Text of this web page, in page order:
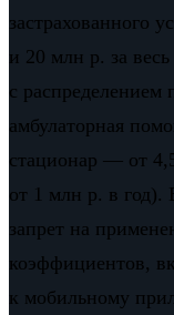
застрахованного
и 20 млн р. за
с
амбулаторная
стационар — от
от 1 млн р. в год).
запрет на
коэффициентов,
к мобильному